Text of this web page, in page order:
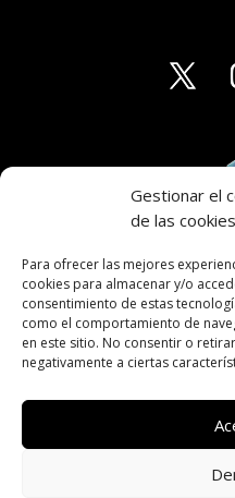
Gestionar el
de las cookies
Para ofrecer las mejores
cookies para almacenar y/o
consentimiento de estas
como el comportamiento de
en este sitio. No consentir o
negativamente a ciertas